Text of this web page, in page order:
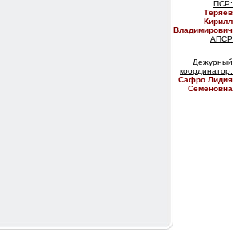
ПСР:
Теряев
Кирилл
Владимирович
АПСР
Дежурный
координатор:
Сафро Лидия
Семеновна